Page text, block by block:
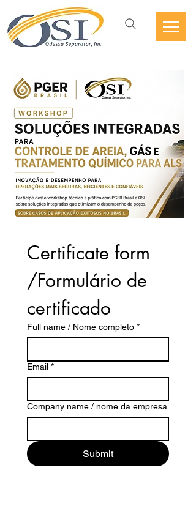
Certificate form
/Formulário de
certificado
Full name / Nome completo *
Email *
Company name / nome da empresa
Submit